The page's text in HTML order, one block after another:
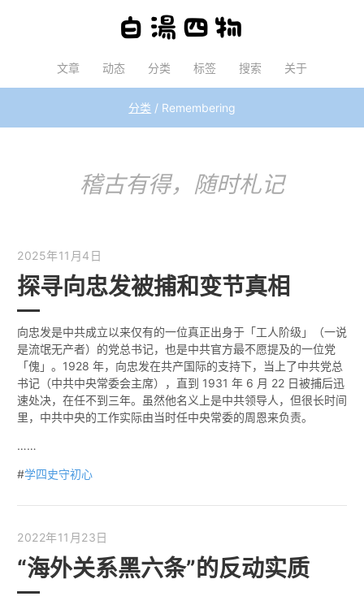
文章 动态 分类 标签 搜索 关于
分类 Remembering
稽古有得，随时札记
2025年11月4日
探寻向忠发被捕和变节真相
向忠发是中共成立以来仅有的一位真正出身于「工人阶级」（一说
是流氓无产者）的党总书记，也是中共官方最不愿提及的一位党
「傀」。1928 年，向忠发在共产国际的支持下，当上了中共党总
书记（中共中央常委会主席），直到 1931 年 6 月 22 日被捕后迅
速处决，在任不到三年。虽然他名义上是中共领导人，但很长时间
里，中共中央的工作实际由当时任中央常委的周恩来负责。
……
#学四史守初心
2022年11月23日
“海外关系黑六条”的反动实质